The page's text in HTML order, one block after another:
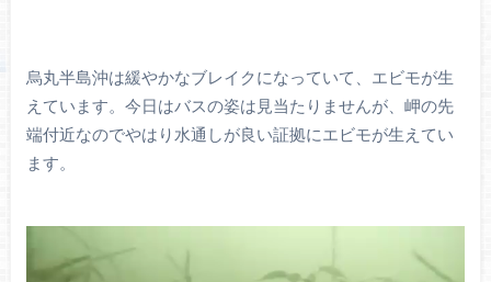
烏丸半島沖は緩やかなブレイクになっていて、エビモが生
えています。今日はバスの姿は見当たりませんが、岬の先
端付近なのでやはり水通しが良い証拠にエビモが生えてい
ます。